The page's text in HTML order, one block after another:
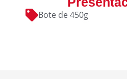
Bote de 450g